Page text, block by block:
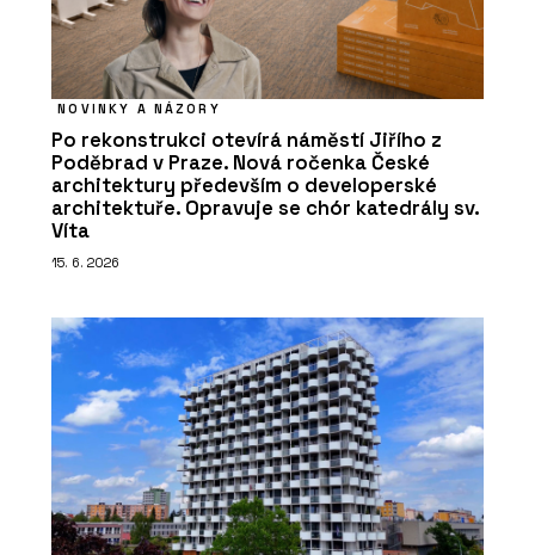
NOVINKY A NÁZORY
Po rekonstrukci otevírá náměstí Jiřího z
Poděbrad v Praze. Nová ročenka České
architektury především o developerské
architektuře. Opravuje se chór katedrály sv.
Víta
15. 6. 2026